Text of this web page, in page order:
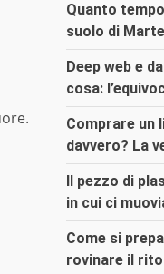
Quanto
suolo di
Deep web e
cosa:
Comprare un
davvero? La
Il pezzo di
in cui ci
Come si
rovinare il